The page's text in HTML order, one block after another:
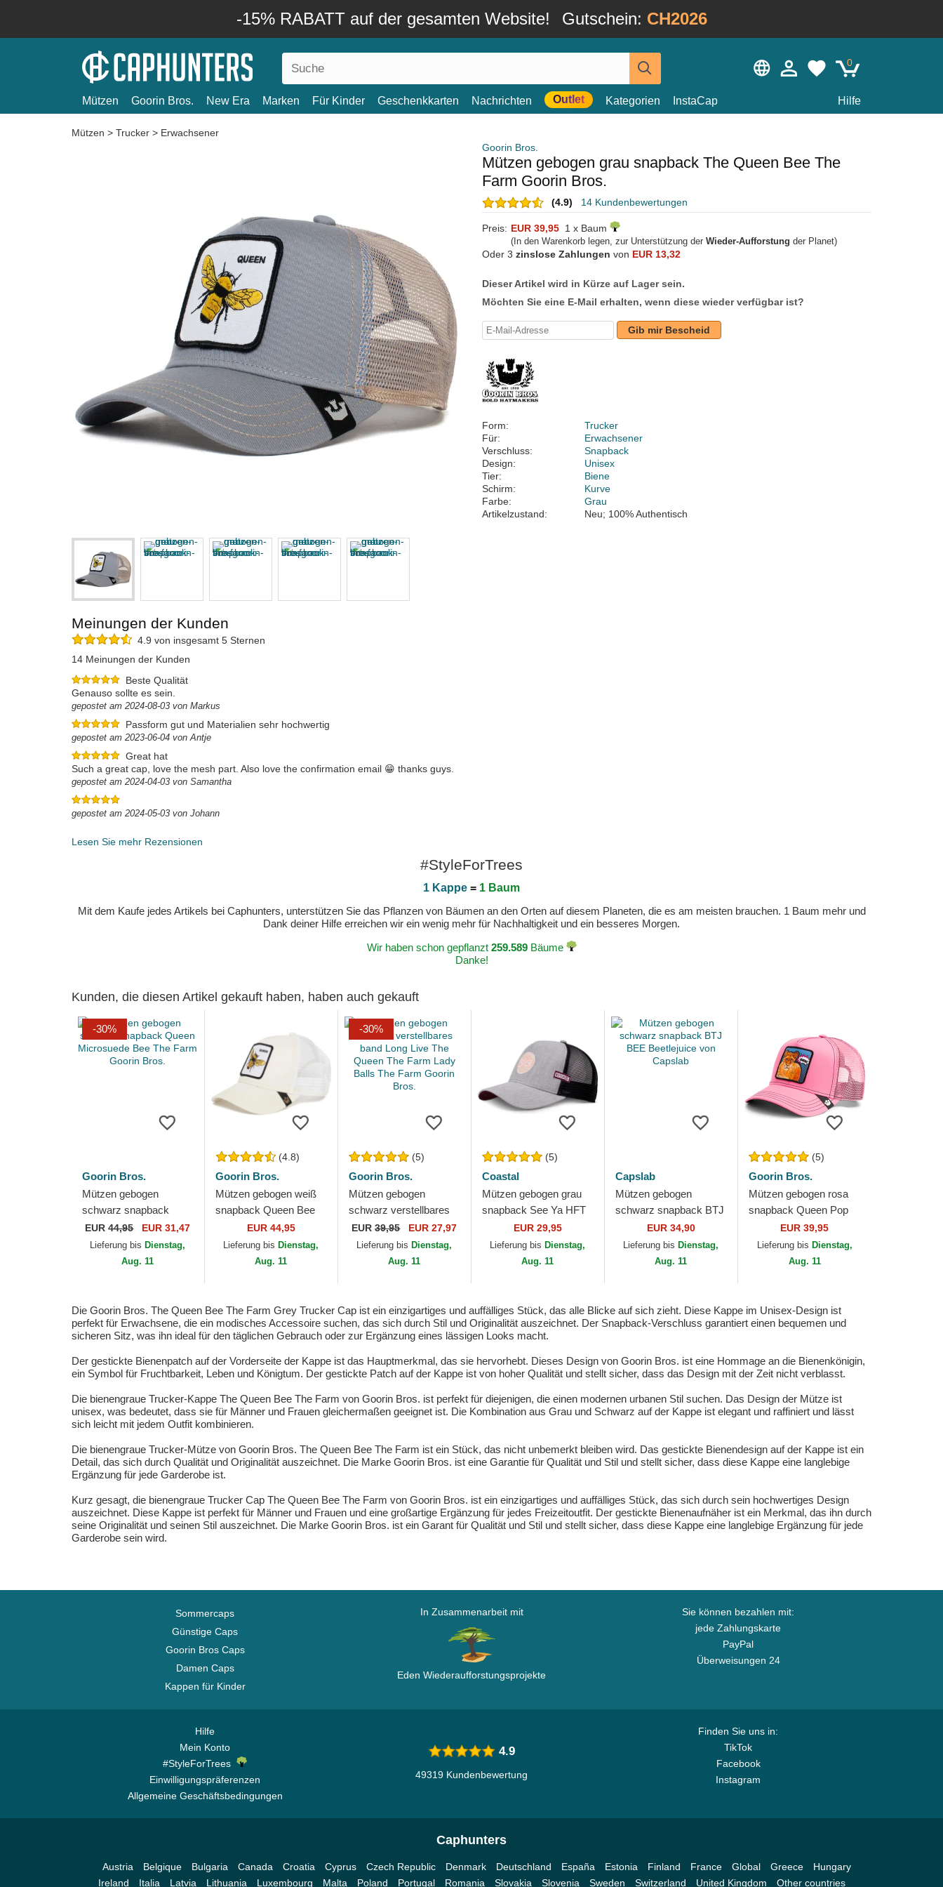
-15% RABATT auf der gesamten Website! Gutschein: CH2026
0
Mützen Goorin Bros. New Era Marken Für Kinder Geschenkkarten Nachrichten Outlet Kategorien InstaCap Hilfe
Mützen > Trucker > Erwachsener
Goorin Bros.
Mützen gebogen grau snapback The Queen Bee The
Farm Goorin Bros.
(4.9) 14 Kundenbewertungen
Preis: EUR 39,95 1 x Baum
(In den Warenkorb legen, zur Unterstützung der Wieder-Aufforstung der Planet)
Oder 3 zinslose Zahlungen von EUR 13,32
Dieser Artikel wird in Kürze auf Lager sein.
Möchten Sie eine E-Mail erhalten, wenn diese wieder verfügbar ist?
Gib mir Bescheid
Form:
Trucker
Für:
Erwachsener
Verschluss:
Snapback
Design:
Unisex
Tier:
Biene
Schirm:
Kurve
Farbe:
Grau
Artikelzustand:
Neu; 100% Authentisch
Meinungen der Kunden
4.9 von insgesamt 5 Sternen
14 Meinungen der Kunden
Beste Qualität
Genauso sollte es sein.
gepostet am 2024-08-03 von Markus
Passform gut und Materialien sehr hochwertig
gepostet am 2023-06-04 von Antje
Great hat
Such a great cap, love the mesh part. Also love the confirmation email 😁 thanks guys.
gepostet am 2024-04-03 von Samantha
gepostet am 2024-05-03 von Johann
Lesen Sie mehr Rezensionen
#StyleForTrees
1 Kappe = 1 Baum
Mit dem Kaufe jedes Artikels bei Caphunters, unterstützen Sie das Pflanzen von Bäumen an den Orten auf diesem Planeten, die es am meisten brauchen. 1 Baum mehr und
Dank deiner Hilfe erreichen wir ein wenig mehr für Nachhaltigkeit und ein besseres Morgen.
Wir haben schon gepflanzt 259.589Bäume
Danke!
Kunden, die diesen Artikel gekauft haben, haben auch gekauft
-30%
Goorin Bros.
Mützen gebogen
schwarz snapback
Queen Microsuede Bee
The Farm Goorin Bros.
EUR44,95 EUR 31,47
Lieferung bis Dienstag,
Aug. 11
(4.8)
Goorin Bros.
Mützen gebogen weiß
snapback Queen Bee
The Farm Goorin Bros.
EUR 44,95
Lieferung bis Dienstag,
Aug. 11
-30%
(5)
Goorin Bros.
Mützen gebogen
schwarz verstellbares
band Long Live The
Queen The Farm Lady
Balls The Farm
EUR39,95 EUR 27,97
Lieferung bis Dienstag,
Aug. 11
(5)
Coastal
Mützen gebogen grau
snapback See Ya HFT
von CoastalEUR 29,95
Lieferung bis Dienstag,
Aug. 11
Capslab
Mützen gebogen
schwarz snapback BTJ
BEE Beetlejuice von
Capslab
EUR 34,90
Lieferung bis Dienstag,
Aug. 11
(5)
Goorin Bros.
Mützen gebogen rosa
snapback Queen Pop
Art 2 The Farm Goorin
Bros.
EUR 39,95
Lieferung bis Dienstag,
Aug. 11
Die Goorin Bros. The Queen Bee The Farm Grey Trucker Cap ist ein einzigartiges und auffälliges Stück, das alle Blicke auf sich zieht. Diese Kappe im Unisex-Design ist
perfekt für Erwachsene, die ein modisches Accessoire suchen, das sich durch Stil und Originalität auszeichnet. Der Snapback-Verschluss garantiert einen bequemen und
sicheren Sitz, was ihn ideal für den täglichen Gebrauch oder zur Ergänzung eines lässigen Looks macht.
Der gestickte Bienenpatch auf der Vorderseite der Kappe ist das Hauptmerkmal, das sie hervorhebt. Dieses Design von Goorin Bros. ist eine Hommage an die Bienenkönigin,
ein Symbol für Fruchtbarkeit, Leben und Königtum. Der gestickte Patch auf der Kappe ist von hoher Qualität und stellt sicher, dass das Design mit der Zeit nicht verblasst.
Die bienengraue Trucker-Kappe The Queen Bee The Farm von Goorin Bros. ist perfekt für diejenigen, die einen modernen urbanen Stil suchen. Das Design der Mütze ist
unisex, was bedeutet, dass sie für Männer und Frauen gleichermaßen geeignet ist. Die Kombination aus Grau und Schwarz auf der Kappe ist elegant und raffiniert und lässt
sich leicht mit jedem Outfit kombinieren.
Die bienengraue Trucker-Mütze von Goorin Bros. The Queen Bee The Farm ist ein Stück, das nicht unbemerkt bleiben wird. Das gestickte Bienendesign auf der Kappe ist ein
Detail, das sich durch Qualität und Originalität auszeichnet. Die Marke Goorin Bros. ist eine Garantie für Qualität und Stil und stellt sicher, dass diese Kappe eine langlebige
Ergänzung für jede Garderobe ist.
Kurz gesagt, die bienengraue Trucker Cap The Queen Bee The Farm von Goorin Bros. ist ein einzigartiges und auffälliges Stück, das sich durch sein hochwertiges Design
auszeichnet. Diese Kappe ist perfekt für Männer und Frauen und eine großartige Ergänzung für jedes Freizeitoutfit. Der gestickte Bienenaufnäher ist ein Merkmal, das ihn durch
seine Originalität und seinen Stil auszeichnet. Die Marke Goorin Bros. ist ein Garant für Qualität und Stil und stellt sicher, dass diese Kappe eine langlebige Ergänzung für jede
Garderobe sein wird.
Sommercaps
Günstige Caps
Goorin Bros Caps
Damen Caps
Kappen für Kinder
In Zusammenarbeit mit
Eden Wiederaufforstungsprojekte
Sie können bezahlen mit:
jede Zahlungskarte
PayPal
Überweisungen 24
Hilfe
Mein Konto
#StyleForTrees
Einwilligungspräferenzen
Allgemeine Geschäftsbedingungen
Finden Sie uns in:
TikTok
Facebook
Instagram
4.9
49319 Kundenbewertung
Caphunters
Austria Belgique Bulgaria Canada Croatia Cyprus Czech Republic Denmark Deutschland España Estonia Finland France Global Greece
Hungary
Ireland
Italia Latvia Lithuania Luxembourg Malta Poland Portugal Romania Slovakia Slovenia Sweden Switzerland United Kingdom Other countries